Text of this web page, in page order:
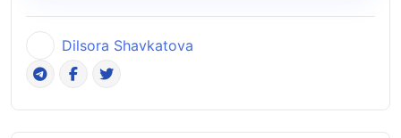
Dilsora Shavkatova